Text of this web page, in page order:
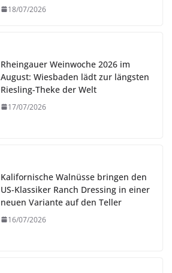
18/07/2026
Rheingauer Weinwoche 2026 im
August: Wiesbaden lädt zur längsten
Riesling-Theke der Welt
17/07/2026
Kalifornische Walnüsse bringen den
US-Klassiker Ranch Dressing in einer
neuen Variante auf den Teller
16/07/2026